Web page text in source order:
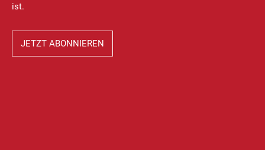
ist.
JETZT ABONNIEREN